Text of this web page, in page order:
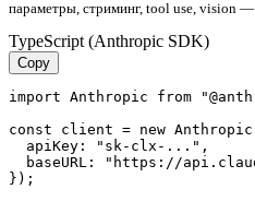
параметры, стриминг, tool use, vision —
TypeScript (Anthropic SDK)
Copy
import Anthropic from
const client = new
  apiKey: "sk-clx-...",
baseURL: "https://
});